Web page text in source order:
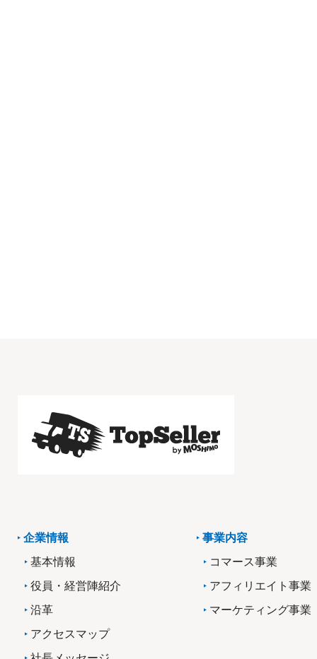
企業情報
基本情報
役員・経営陣紹介
沿革
アクセスマップ
事業内容
コマース事業
アフィリエイト事業
マーケティング事業